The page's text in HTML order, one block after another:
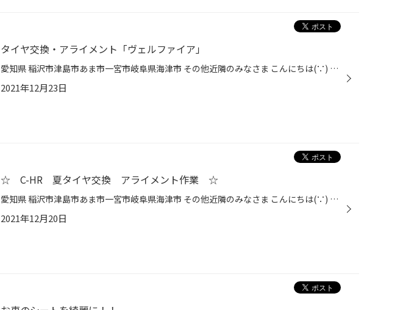
タイヤ交換・アライメント「ヴェルファイア」
愛知県 稲沢市津島市あま市一宮市岐阜県海津市 その他近隣のみなさま こんにちは(∵) 愛知県稲沢市福島町西尾張中央道沿い エンジン オイル交換 も出来る お店 【タイヤ館 稲沢】です。 パンク 補償 サービス も始まりました。 【祝】スマホ決済が導入！ d払い、ペイペイ、Rペイがご利用いただけます...
2021年12月23日
☆ C-HR 夏タイヤ交換 アライメント作業 ☆
愛知県 稲沢市津島市あま市一宮市岐阜県海津市 その他近隣のみなさま こんにちは(∵) 愛知県稲沢市福島町西尾張中央道沿い エンジン オイル交換 も出来る お店 【タイヤ館 稲沢】です。 パンク 補償 サービス も始まりました。 【祝】スマホ決済が導入！ d払い、ペイペイ、Rペイがご利用いただけます...
2021年12月20日